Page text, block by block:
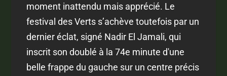
moment inattendu mais apprécié. Le
festival des Verts s’achève toutefois par un
dernier éclat, signé Nadir El Jamali, qui
inscrit son doublé à la 74e minute d'une
belle frappe du gauche sur un centre précis